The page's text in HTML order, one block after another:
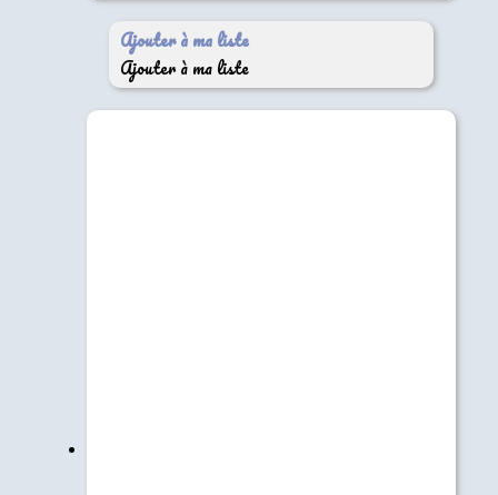
Ajouter à ma liste
Ajouter à ma liste